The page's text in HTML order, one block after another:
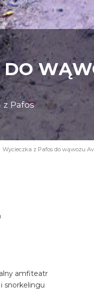
DO
z Pafos
Wycieczka z Pafos do wąwozu
amfiteatr
snorkelingu